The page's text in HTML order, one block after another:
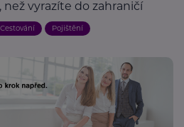
vyrazíte do zahraničí
Cestování Pojištění